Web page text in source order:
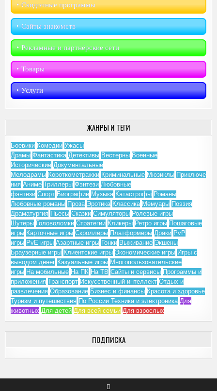
‣︎ Скидочные программы
‣︎ Сайты знакомств
‣︎ Рекламные и партнёрские сети
‣︎ Товары
‣︎ Услуги
ЖАНРЫ И ТЕГИ
Боевики Комедии Ужасы
Драмы Фантастика Детективы Вестерны Военные
Исторические Документальные
Мелодрамы Короткометражки Криминальные Мюзиклы Приключе
ния Аниме Триллеры Фэнтези Любовные
фэнтези Спорт Биографии Музыка Катастрофы Романы
Любовные романы Проза Эротика Классика Мемуары Поэзия
Драматургия Пьесы Сказки Симуляторы Ролевые игры
Шутеры Головоломки Стратегии Кликеры Ретро игры Пошаговые
игры Карточные игры Скроллеры Платформеры Драки PvP
игры PvE игры Азартные игры Гонки Выживание Экшены
Браузерные игры Клиентские игры Экономические игры Игры с
выводом денег Казуальные игры Многопользовательские
игры На мобильные На ПК На ТВ Сайты и сервисы Программы и
приложения Транспорт Искусственный интеллект Отдых и
развлечения Образование Бизнес и финансы Красота и здоровье
Туризм и путешествия По России Техника и электроника Для
животных Для детей Для всей семьи Для взрослых
ПОДПИСКА